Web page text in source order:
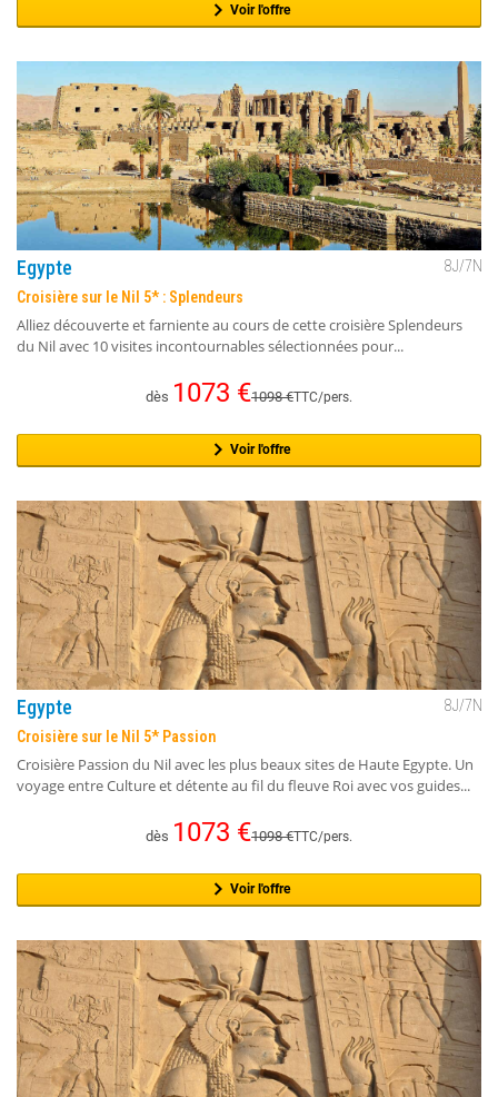
Voir l'offre
Egypte 8J/7N
Croisière sur le Nil 5* : Splendeurs
Alliez découverte et farniente au cours de cette croisière Splendeurs
du Nil avec 10 visites incontournables sélectionnées pour...
dès 1073 €1098€TTC/pers.
Voir l'offre
Egypte 8J/7N
Croisière sur le Nil 5* Passion
Croisière Passion du Nil avec les plus beaux sites de Haute Egypte. Un
voyage entre Culture et détente au fil du fleuve Roi avec vos guides...
dès 1073 €1098€TTC/pers.
Voir l'offre